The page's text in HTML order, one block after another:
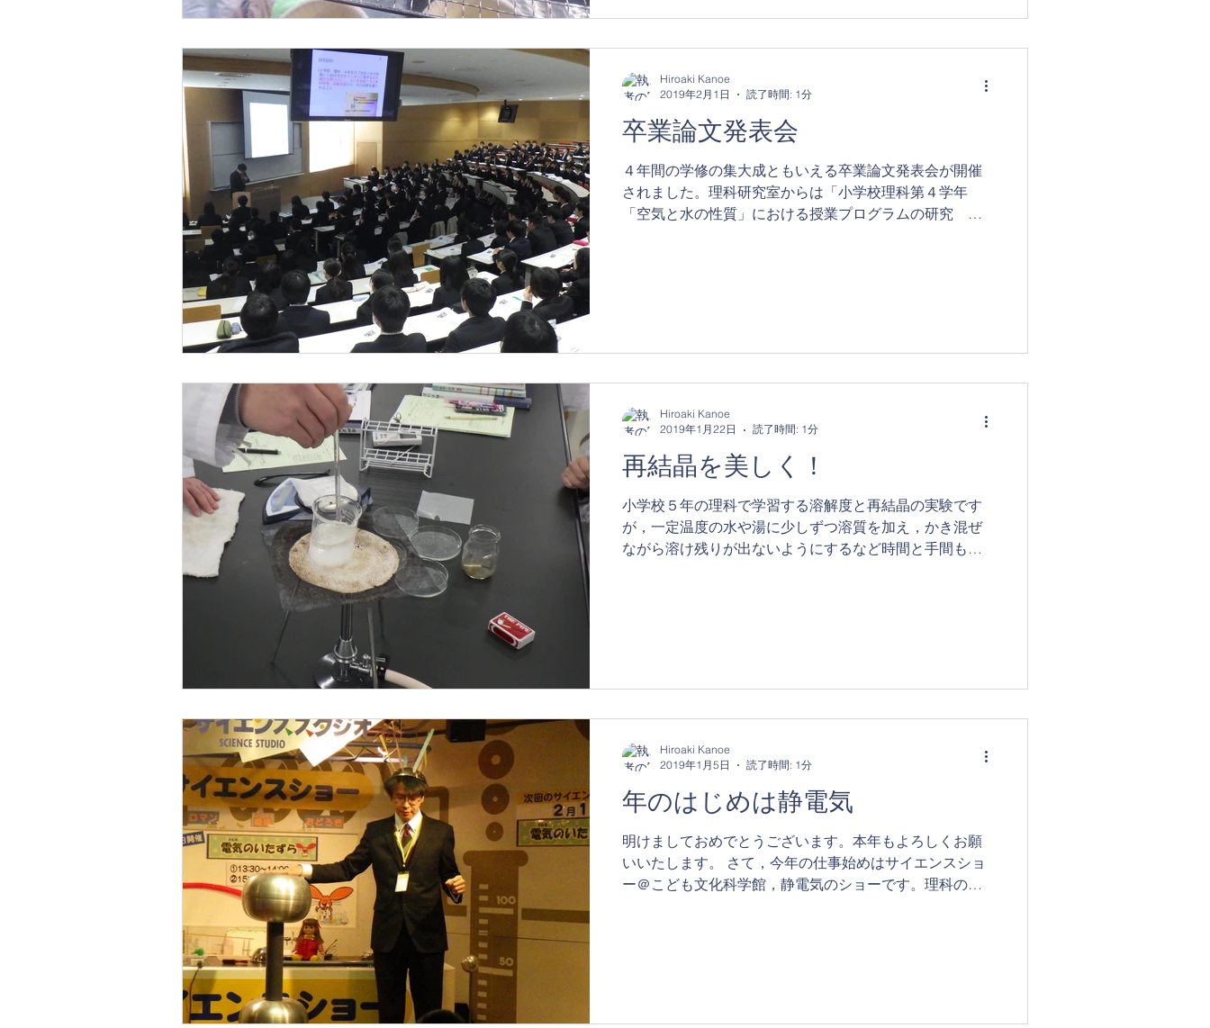
卒業論文発表会
４年間の学修の集大成ともいえる卒業論文発表会が開催
されました。理科研究室からは「小学校理科第４学年
「空気と水の性質」における授業プログラムの研究 －
Hiroaki Kanoe
2019年2月1日
読了時間: 1分
再結晶を美しく！
小学校５年の理科で学習する溶解度と再結晶の実験です
が，一定温度の水や湯に少しずつ溶質を加え，かき混ぜ
ながら溶け残りが出ないようにするなど時間と手間もか
Hiroaki Kanoe
2019年1月22日
読了時間: 1分
年のはじめは静電気
明けましておめでとうございます。本年もよろしくお願
いいたします。 さて，今年の仕事始めはサイエンスショ
ー＠こども文化科学館，静電気のショーです。理科の授
Hiroaki Kanoe
2019年1月5日
読了時間: 1分